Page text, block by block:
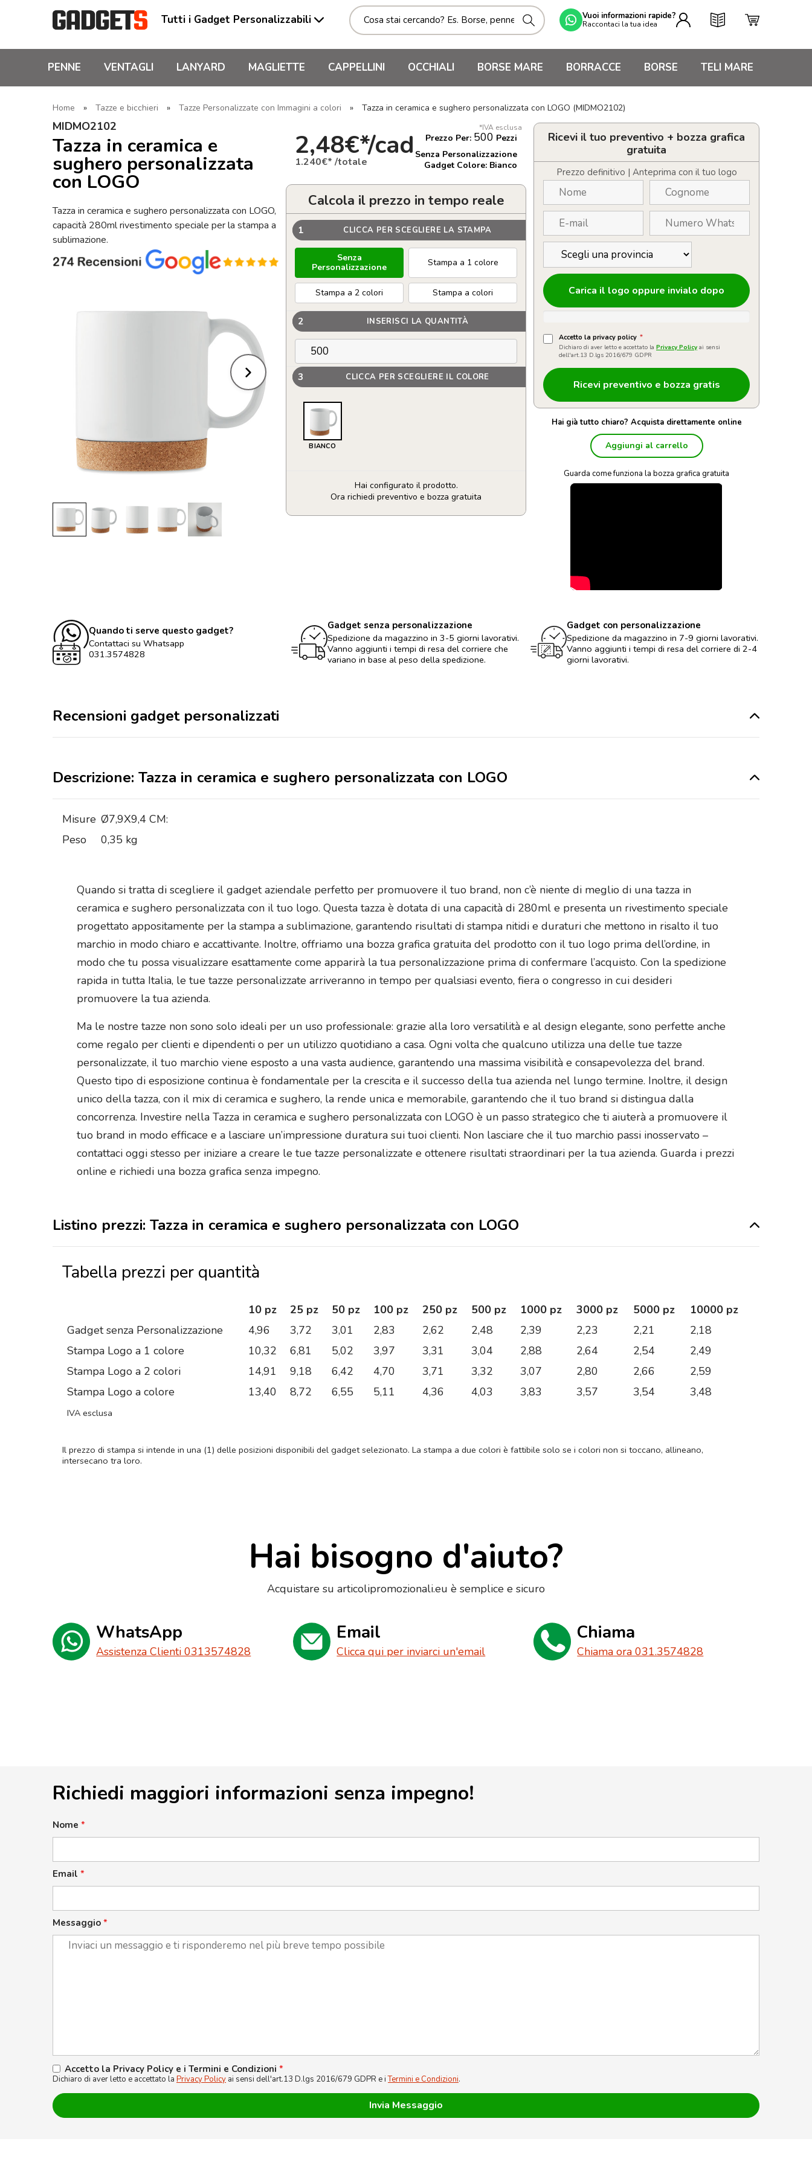
Tutti i Gadget Personalizzabili Vuoi informazioni rapide?
Raccontaci la tua idea
PENNE VENTAGLI LANYARD MAGLIETTE CAPPELLINI OCCHIALI BORSE MARE BORRACCE BORSE TELI MARE
Home » Tazze e bicchieri » Tazze Personalizzate con Immagini a colori » Tazza in ceramica e sughero personalizzata con LOGO (MIDMO2102)
MIDMO2102
Tazza in ceramica e
sughero personalizzata
con LOGO
Tazza in ceramica e sughero personalizzata con LOGO,
capacità 280ml rivestimento speciale per la stampa a
sublimazione.
*IVA esclusa
2,48€*/cad
1.240€* /totale
Prezzo Per: 500 Pezzi
Senza Personalizzazione
Gadget Colore: Bianco
Calcola il prezzo in tempo reale
1 CLICCA PER SCEGLIERE LA STAMPA
Senza
Personalizzazione
Stampa a 1 colore
Stampa a 2 colori Stampa a colori
2 INSERISCI LA QUANTITÀ
3 CLICCA PER SCEGLIERE IL COLORE
BIANCO
Hai configurato il prodotto.
Ora richiedi preventivo e bozza gratuita
Tazza
Ricevi il tuo preventivo + bozza grafica
gratuita
Prezzo definitivo | Anteprima con il tuo logo
Carica il logo oppure invialo dopo
Accetto la privacy policy *
Dichiaro di aver letto e accettato la Privacy Policy ai sensi
dell'art.13 D.lgs 2016/679 GDPR
Hai già tutto chiaro? Acquista direttamente online
Aggiungi al carrello
Guarda come funziona la bozza grafica gratuita
Quando ti serve questo gadget?
Contattaci su Whatsapp
031.3574828
Gadget senza personalizzazione
Spedizione da magazzino in 3-5 giorni lavorativi.
Vanno aggiunti i tempi di resa del corriere che
variano in base al peso della spedizione.
Gadget con personalizzazione
Spedizione da magazzino in 7-9 giorni lavorativi.
Vanno aggiunti i tempi di resa del corriere di 2-4
giorni lavorativi.
Recensioni gadget personalizzati
Descrizione: Tazza in ceramica e sughero personalizzata con LOGO
Misure Ø7,9X9,4 CM:
Peso
0,35 kg
Quando si tratta di scegliere il gadget aziendale perfetto per promuovere il tuo brand, non c’è niente di meglio di una tazza in
ceramica e sughero personalizzata con il tuo logo. Questa tazza è dotata di una capacità di 280ml e presenta un rivestimento speciale
progettato appositamente per la stampa a sublimazione, garantendo risultati di stampa nitidi e duraturi che mettono in risalto il tuo
marchio in modo chiaro e accattivante. Inoltre, offriamo una bozza grafica gratuita del prodotto con il tuo logo prima dell’ordine, in
modo che tu possa visualizzare esattamente come apparirà la tua personalizzazione prima di confermare l’acquisto. Con la spedizione
rapida in tutta Italia, le tue tazze personalizzate arriveranno in tempo per qualsiasi evento, fiera o congresso in cui desideri
promuovere la tua azienda.
Ma le nostre tazze non sono solo ideali per un uso professionale: grazie alla loro versatilità e al design elegante, sono perfette anche
come regalo per clienti e dipendenti o per un utilizzo quotidiano a casa. Ogni volta che qualcuno utilizza una delle tue tazze
personalizzate, il tuo marchio viene esposto a una vasta audience, garantendo una massima visibilità e consapevolezza del brand.
Questo tipo di esposizione continua è fondamentale per la crescita e il successo della tua azienda nel lungo termine. Inoltre, il design
unico della tazza, con il mix di ceramica e sughero, la rende unica e memorabile, garantendo che il tuo brand si distingua dalla
concorrenza. Investire nella Tazza in ceramica e sughero personalizzata con LOGO è un passo strategico che ti aiuterà a promuovere il
tuo brand in modo efficace e a lasciare un’impressione duratura sui tuoi clienti. Non lasciare che il tuo marchio passi inosservato –
contattaci oggi stesso per iniziare a creare le tue tazze personalizzate e ottenere risultati straordinari per la tua azienda. Guarda i prezzi
online e richiedi una bozza grafica senza impegno.
Listino prezzi: Tazza in ceramica e sughero personalizzata con LOGO
Tabella prezzi per quantità
10 pz 25 pz 50 pz 100 pz 250 pz 500 pz 1000 pz 3000 pz 5000 pz
10000 pz
Gadget senza Personalizzazione
4,96 3,72 3,01 2,83 2,62 2,48 2,39 2,23 2,21
2,18
Stampa Logo a 1 colore
10,32 6,81 5,02 3,97 3,31 3,04 2,88 2,64 2,54
2,49
Stampa Logo a 2 colori
14,91 9,18 6,42 4,70 3,71 3,32 3,07 2,80 2,66
2,59
Stampa Logo a colore
13,40 8,72 6,55 5,11 4,36 4,03 3,83 3,57 3,54 3,48
IVA esclusa
Il prezzo di stampa si intende in una (1) delle posizioni disponibili del gadget selezionato. La stampa a due colori è fattibile solo se i colori non si toccano, allineano,
intersecano tra loro.
Hai bisogno d'aiuto?
Acquistare su articolipromozionali.eu è semplice e sicuro
WhatsApp
Assistenza Clienti 0313574828
Email
Clicca qui per inviarci un'email
Chiama
Chiama ora 031.3574828
Richiedi maggiori informazioni senza impegno!
Nome *
Email *
Messaggio *
Accetto la Privacy Policy e i Termini e Condizioni *
Dichiaro di aver letto e accettato la Privacy Policy ai sensi dell'art.13 D.lgs 2016/679 GDPR e iTermini e Condizioni.